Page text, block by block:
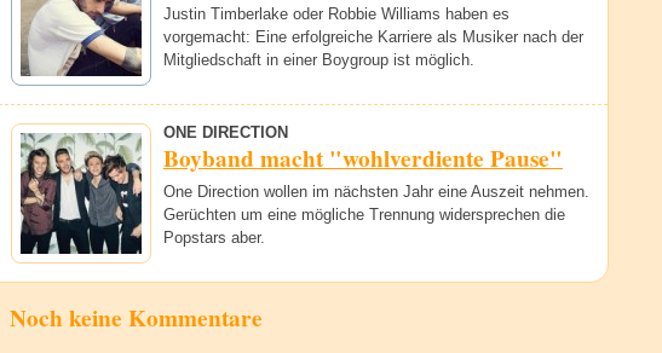
Justin Timberlake oder Robbie Williams haben es
vorgemacht: Eine erfolgreiche Karriere als Musiker nach der
Mitgliedschaft in einer Boygroup ist möglich.
ONE DIRECTION
Boyband macht "wohlverdiente Pause"
One Direction wollen im nächsten Jahr eine Auszeit nehmen.
Gerüchten um eine mögliche Trennung widersprechen die
Popstars aber.
Noch keine Kommentare